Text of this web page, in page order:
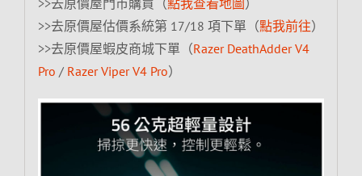
>>去原價屋估價系統第 17/18 項下單（點我前往）
>>去原價屋蝦皮商城下單（Razer DeathAdder V4
Pro / Razer Viper V4 Pro）